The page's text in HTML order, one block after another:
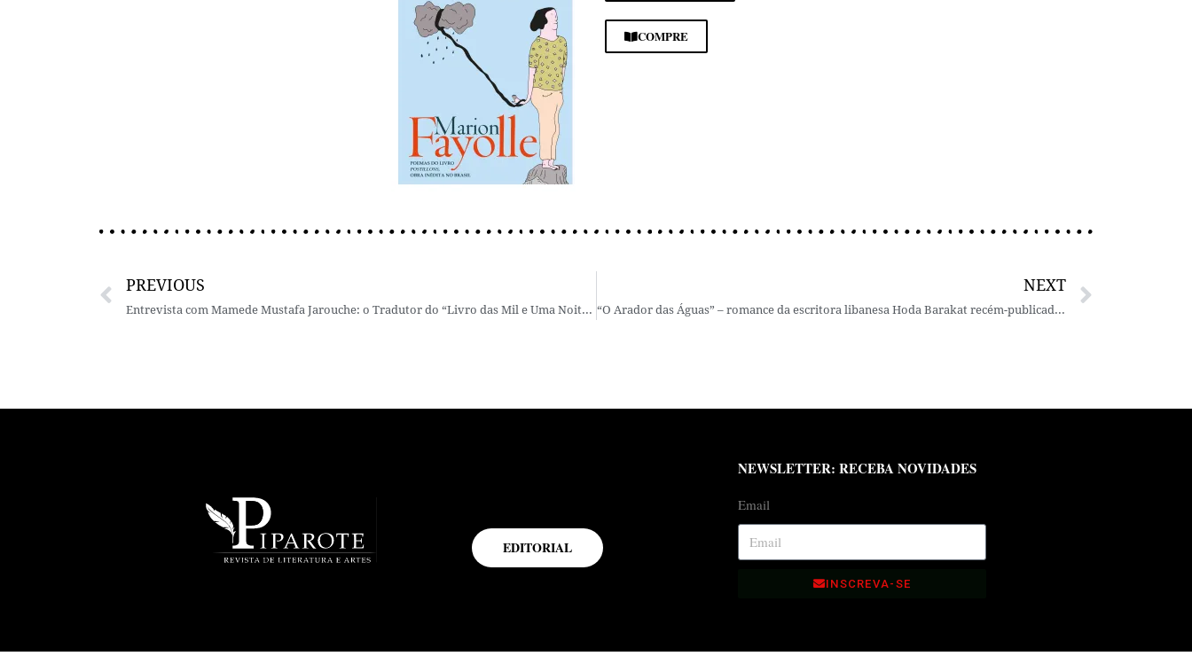
COMPRE
PREVIOUS
Entrevista com Mamede Mustafa Jarouche: o Tradutor do “Livro das Mil e Uma Noites”
NEXT
“O Arador das Águas” – romance da escritora libanesa Hoda Barakat recém-publicado e traduzido no Brasil por Safa Jubran
EDITORIAL
NEWSLETTER: RECEBA NOVIDADES
Email
INSCREVA-SE